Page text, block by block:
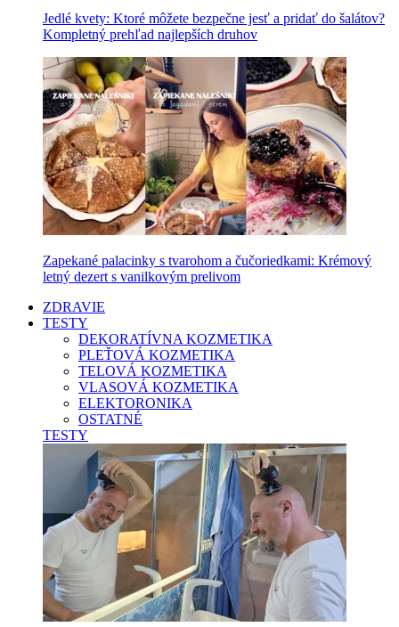
Jedlé kvety: Ktoré môžete bezpečne jesť a pridať do šalátov?
Kompletný prehľad najlepších druhov
Zapekané palacinky s tvarohom a čučoriedkami: Krémový
letný dezert s vanilkovým prelivom
ZDRAVIE
TESTY
DEKORATÍVNA KOZMETIKA
PLEŤOVÁ KOZMETIKA
TELOVÁ KOZMETIKA
VLASOVÁ KOZMETIKA
ELEKTORONIKA
OSTATNÉ
TESTY